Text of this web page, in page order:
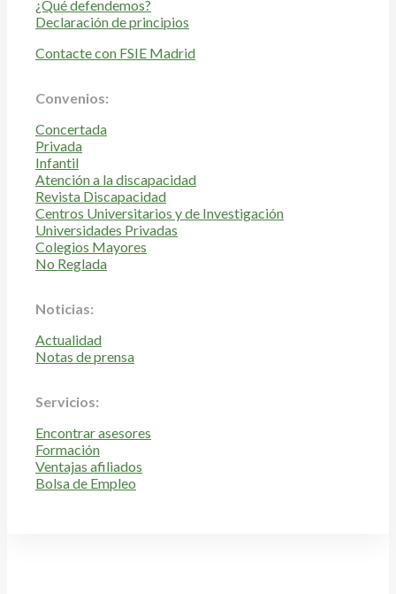
¿Qué defendemos?
Declaración de principios
Contacte con FSIE Madrid
Convenios:
Concertada
Privada
Infantil
Atención a la discapacidad
Revista Discapacidad
Centros Universitarios y de Investigación
Universidades Privadas
Colegios Mayores
No Reglada
Noticias:
Actualidad
Notas de prensa
Servicios:
Encontrar asesores
Formación
Ventajas afiliados
Bolsa de Empleo